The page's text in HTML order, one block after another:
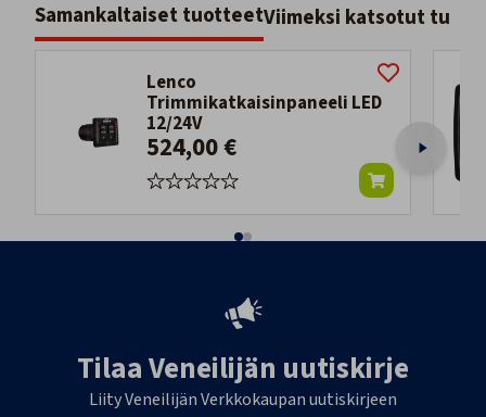
Samankaltaiset tuotteetViimeksi katsotut
Lenco
Trimmikatkaisinpaneeli LED
12/24V
524,00 €
Tilaa Veneilijän uutiskirje
Liity Veneilijän Verkkokaupan uutiskirjeen